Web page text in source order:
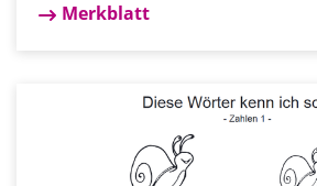
Merkblatt